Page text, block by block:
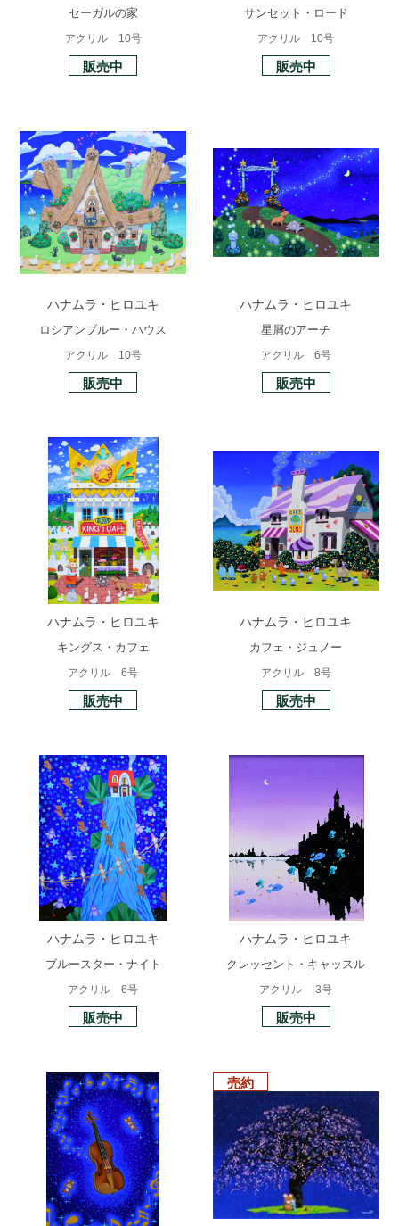
セーガルの家
アクリル 10号
販売中
サンセット・ロード
アクリル 10号
販売中
ハナムラ・ヒロユキ
ロシアンブルー・ハウス
アクリル 10号
販売中
ハナムラ・ヒロユキ
星屑のアーチ
アクリル 6号
販売中
ハナムラ・ヒロユキ
キングス・カフェ
アクリル 6号
販売中
ハナムラ・ヒロユキ
カフェ・ジュノー
アクリル 8号
販売中
ハナムラ・ヒロユキ
ブルースター・ナイト
アクリル 6号
販売中
ハナムラ・ヒロユキ
クレッセント・キャッスル
アクリル 3号
販売中
売約